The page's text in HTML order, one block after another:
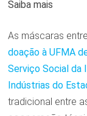
Saiba mais
As máscaras
doação à UFMA
Serviço Social da
Indústrias do
tradicional entre